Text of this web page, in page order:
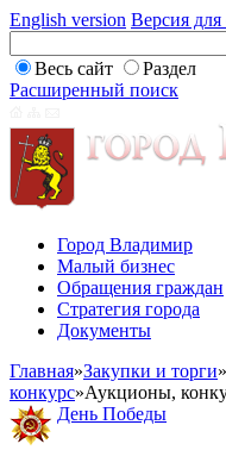
English version Версия
Весь сайт
Раздел
Расширенный поиск
Город Владимир
Малый бизнес
Обращения граждан
Стратегия города
Документы
Главная»Закупки и торги»
конкурс»Аукционы,
День Победы